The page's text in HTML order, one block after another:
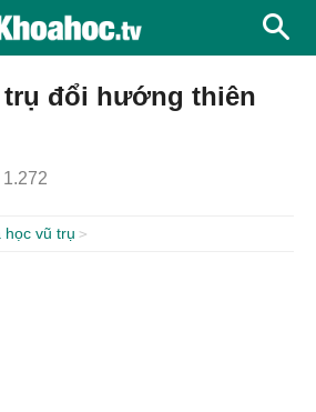
trụ đổi hướng thiên
1.272
học vũ trụ